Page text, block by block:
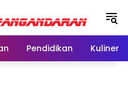
Pendidikan Kuliner